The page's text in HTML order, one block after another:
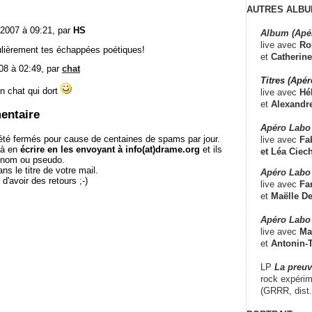
à 09:21, par HS
tes échappées poétiques!
à 02:49, par chat
chat qui dort
fermés pour cause de centaines de spams par jour.
en écrire en les envoyant à info(at)drame.org et ils
ou pseudo.
le titre de votre mail.
des retours ;-)
AUTRES
Album
live avec
et
Titres
live avec
et
Apéro Labo
live avec
et Léa
Apéro
live avec
et Maëlle
Apéro Labo
live avec
et Antonin-
LP La
rock
(GRRR,